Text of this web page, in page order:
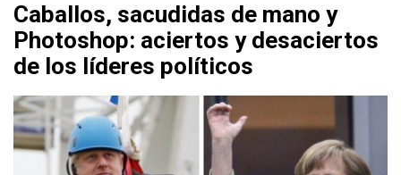
Caballos, sacudidas de mano y
Photoshop: aciertos y desaciertos
de los líderes políticos